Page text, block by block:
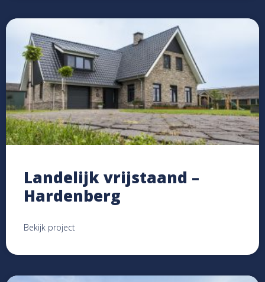
Landelijk vrijstaand –
Hardenberg
Bekijk project